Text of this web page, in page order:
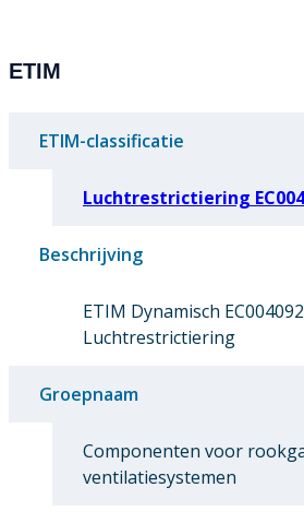
ETIM
ETIM-classificatie
Luchtrestrictiering
Beschrijving
ETIM Dynamisch EC004092
Luchtrestrictiering
Groepnaam
Componenten voor
ventilatiesystemen